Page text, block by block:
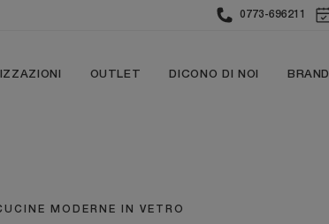
0773-696211
OUTLET DICONO DI NOI BRAND
MODERNE IN VETRO